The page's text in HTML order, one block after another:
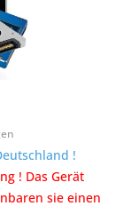
!
! Das Gerät
sie einen